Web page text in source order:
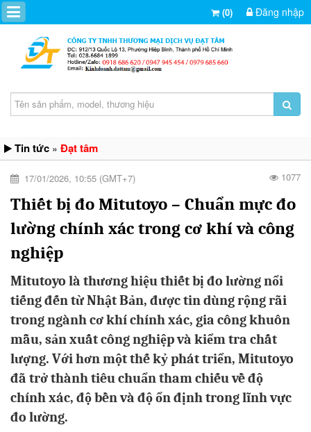
(0) Đăng nhập
Tin tức » Đạt tâm
17/01/2026, 10:55 (GMT+7) 1077
Thiết bị đo Mitutoyo – Chuẩn mực đo
lường chính xác trong cơ khí và công
nghiệp
Mitutoyo là thương hiệu thiết bị đo lường nổi
tiếng đến từ Nhật Bản, được tin dùng rộng rãi
trong ngành cơ khí chính xác, gia công khuôn
mẫu, sản xuất công nghiệp và kiểm tra chất
lượng. Với hơn một thế kỷ phát triển, Mitutoyo
đã trở thành tiêu chuẩn tham chiếu về độ
chính xác, độ bền và độ ổn định trong lĩnh vực
đo lường.